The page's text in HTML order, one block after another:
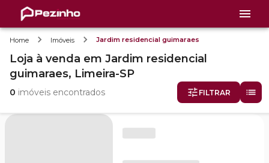
Home Imóveis Jardim residencial guimaraes
Loja à venda em Jardim residencial
guimaraes, Limeira-SP
0 imóveis encontrados FILTRAR